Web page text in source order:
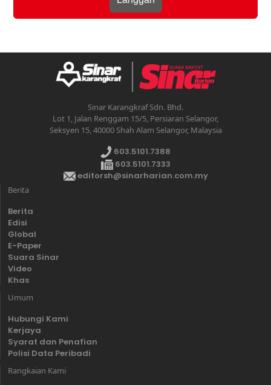
Sinar Karangkraf Sdn. Bhd.
Lot 1, Jalan Renggam 15/5, Persiaran Selangor,
Seksyen 15, 40000 Shah Alam Selangor, Malaysia
603.5101.7388
603.5101.7333
editorsh@sinarharian.com.my
Berita
Berita
Edisi
Global
E-Paper
Suara Sinar
Video
Khas
Umum
Hubungi Kami
Kerjaya
Syarat dan Penafian
Polisi Data Peribadi
Rangkaian Kami